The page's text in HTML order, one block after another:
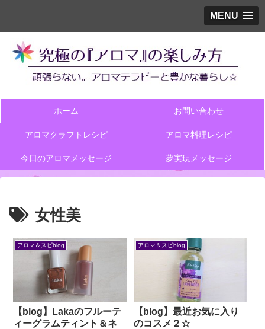
MENU
ホーム お問い合わせ
アロマクラフトレシピ アロマ料理レシピ
今日のアロマメッセージ 夢実現メッセージ
女性美
アロマ＆スピblog
【blog】Lakaのフルーテ
ィーグラムティント＆ネ
アロマ＆スピblog
【blog】最近お気に入り
のコスメ２☆